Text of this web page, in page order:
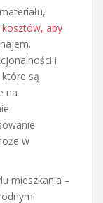
aby
i
które są
na
w
mieszkania –